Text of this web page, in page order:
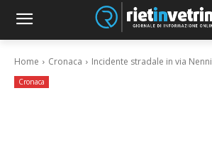
Home Cronaca Incidente stradale in via Nenni
Cronaca